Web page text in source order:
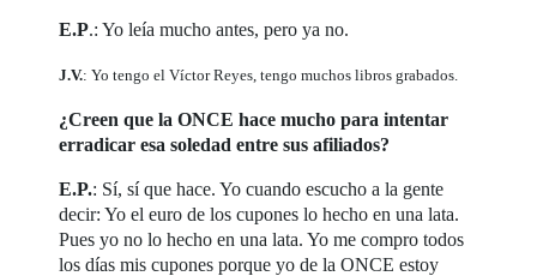
E.P.: Yo leía mucho antes, pero ya no.
J.V.: Yo tengo el Víctor Reyes, tengo muchos libros grabados.
¿Creen que la ONCE hace mucho para intentar
erradicar esa soledad entre sus afiliados?
E.P.: Sí, sí que hace. Yo cuando escucho a la gente
decir: Yo el euro de los cupones lo hecho en una lata.
Pues yo no lo hecho en una lata. Yo me compro todos
los días mis cupones porque yo de la ONCE estoy